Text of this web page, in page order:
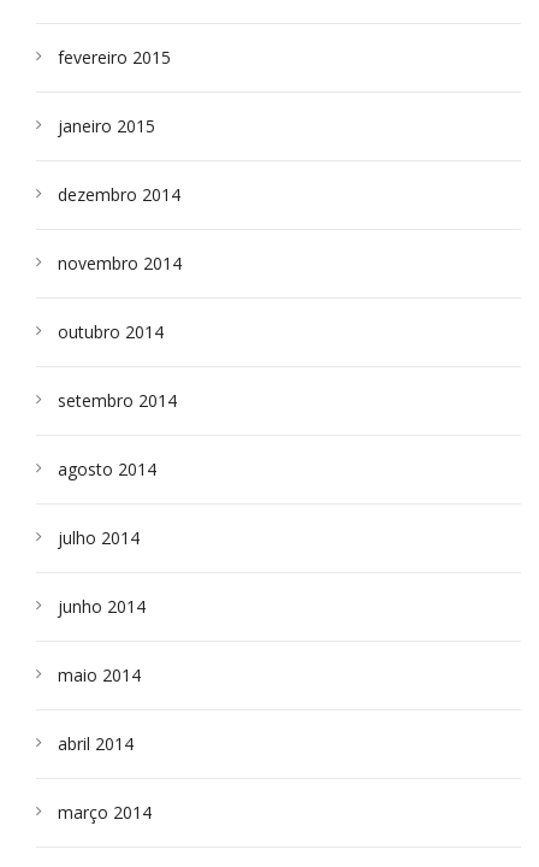
fevereiro 2015
janeiro 2015
dezembro 2014
novembro 2014
outubro 2014
setembro 2014
agosto 2014
julho 2014
junho 2014
maio 2014
abril 2014
março 2014